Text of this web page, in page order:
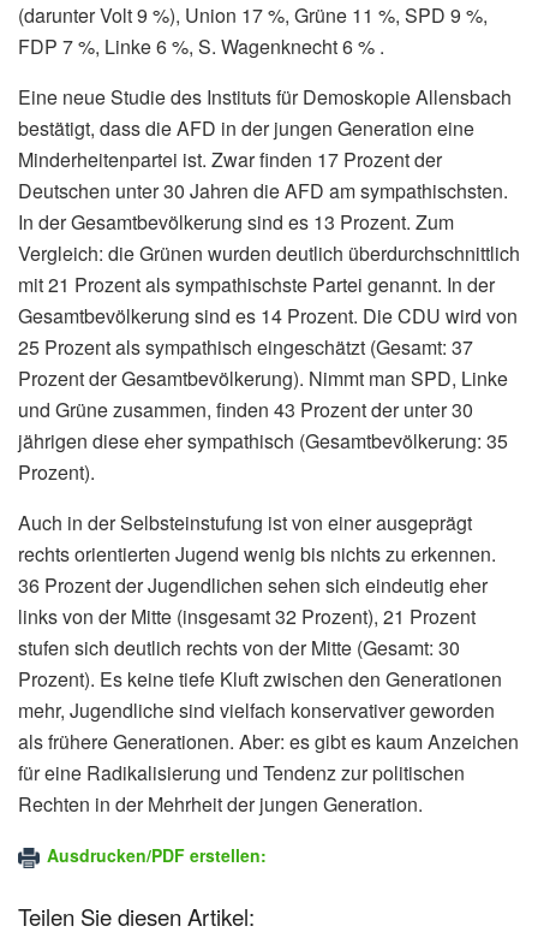
(darunter Volt 9 %), Union 17 %, Grüne 11 %, SPD 9 %,
FDP 7 %, Linke 6 %, S. Wagenknecht 6 % .
Eine neue Studie des Instituts für Demoskopie Allensbach
bestätigt, dass die AFD in der jungen Generation eine
Minderheitenpartei ist. Zwar finden 17 Prozent der
Deutschen unter 30 Jahren die AFD am sympathischsten.
In der Gesamtbevölkerung sind es 13 Prozent. Zum
Vergleich: die Grünen wurden deutlich überdurchschnittlich
mit 21 Prozent als sympathischste Partei genannt. In der
Gesamtbevölkerung sind es 14 Prozent. Die CDU wird von
25 Prozent als sympathisch eingeschätzt (Gesamt: 37
Prozent der Gesamtbevölkerung). Nimmt man SPD, Linke
und Grüne zusammen, finden 43 Prozent der unter 30
jährigen diese eher sympathisch (Gesamtbevölkerung: 35
Prozent).
Auch in der Selbsteinstufung ist von einer ausgeprägt
rechts orientierten Jugend wenig bis nichts zu erkennen.
36 Prozent der Jugendlichen sehen sich eindeutig eher
links von der Mitte (insgesamt 32 Prozent), 21 Prozent
stufen sich deutlich rechts von der Mitte (Gesamt: 30
Prozent). Es keine tiefe Kluft zwischen den Generationen
mehr, Jugendliche sind vielfach konservativer geworden
als frühere Generationen. Aber: es gibt es kaum Anzeichen
für eine Radikalisierung und Tendenz zur politischen
Rechten in der Mehrheit der jungen Generation.
Ausdrucken/PDF erstellen:
Teilen Sie diesen Artikel: